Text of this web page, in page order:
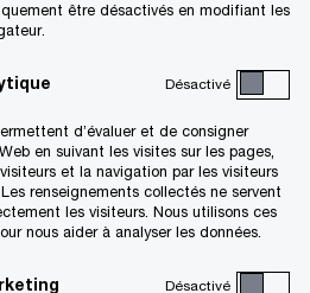
être désactivés en modifiant les
Désactivé
d’évaluer et de consigner
en suivant les visites sur les pages,
et la navigation par les visiteurs
renseignements collectés ne servent
les visiteurs. Nous utilisons ces
nous aider à analyser les données.
Désactivé